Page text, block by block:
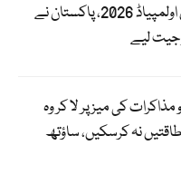
انٹرنیشنل نیوکلیئر سائنس اولمپیاڈ 2026، پاکستان نے
جیت لیے
مذاکرات کی میز پر لا کر وہ
طاقتیں نہ کرسکیں، ساؤتھ